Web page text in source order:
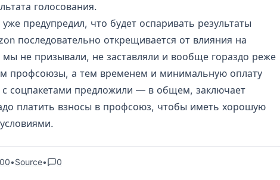
голосования.
предупредил, что будет оспаривать результаты
последовательно открещивается от влияния на
не призывали, не заставляли и вообще гораздо реже
профсоюзы, а тем временем и минимальную оплату
соцпакетами предложили — в общем, заключает
платить взносы в профсоюз, чтобы иметь хорошую
•Source• 0